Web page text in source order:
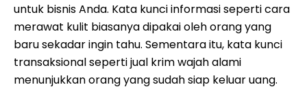
untuk bisnis Anda. Kata kunci informasi seperti cara
merawat kulit biasanya dipakai oleh orang yang
baru sekadar ingin tahu. Sementara itu, kata kunci
transaksional seperti jual krim wajah alami
menunjukkan orang yang sudah siap keluar uang.